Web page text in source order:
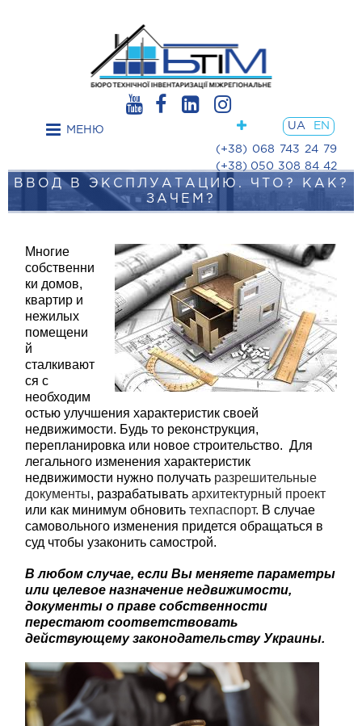
(+38) 068 743 24 79
(+38) 050 308 84 42
UA EN
МЕНЮ
ВВОД В ЭКСПЛУАТАЦИЮ. ЧТО? КАК?
ЗАЧЕМ?
Многие
собственни
ки домов,
квартир и
нежилых
помещени
й
сталкивают
ся с
необходим
остью улучшения характеристик своей
недвижимости. Будь то реконструкция,
перепланировка или новое строительство. Для
легального изменения характеристик
недвижимости нужно получать разрешительные
документы, разрабатыватьархитектурный проект
или как минимум обновитьтехпаспорт. В случае
самовольного изменения придется обращаться в
суд чтобы узаконить самострой.
В любом случае, если Вы меняете параметры
или целевое назначение недвижимости,
документы о праве собственности
перестают соответствовать
действующему законодательству Украины.